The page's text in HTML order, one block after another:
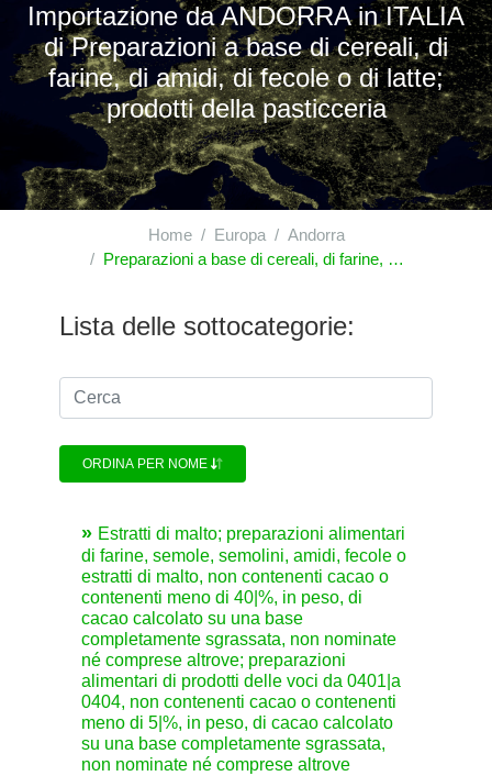
Importazione da ANDORRA in ITALIA
di Preparazioni a base di cereali, di
farine, di amidi, di fecole o di latte;
prodotti della pasticceria
Home Europa
Andorra
Preparazioni a base di cereali, di farine, di amidi, di fecole o di latte; prodotti della pasticceria
Lista delle sottocategorie:
ORDINA PER NOME
Estratti di malto; preparazioni alimentari
di farine, semole, semolini, amidi, fecole o
estratti di malto, non contenenti cacao o
contenenti meno di 40|%, in peso, di
cacao calcolato su una base
completamente sgrassata, non nominate
né comprese altrove; preparazioni
alimentari di prodotti delle voci da 0401|a
0404, non contenenti cacao o contenenti
meno di 5|%, in peso, di cacao calcolato
su una base completamente sgrassata,
non nominate né comprese altrove